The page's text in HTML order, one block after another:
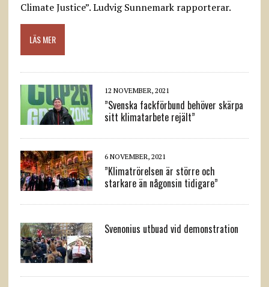
Climate Justice”. Ludvig Sunnemark rapporterar.
LÄS MER
12 NOVEMBER, 2021
”Svenska fackförbund behöver skärpa
sitt klimatarbete rejält”
6 NOVEMBER, 2021
”Klimatrörelsen är större och
starkare än någonsin tidigare”
Svenonius utbuad vid demonstration